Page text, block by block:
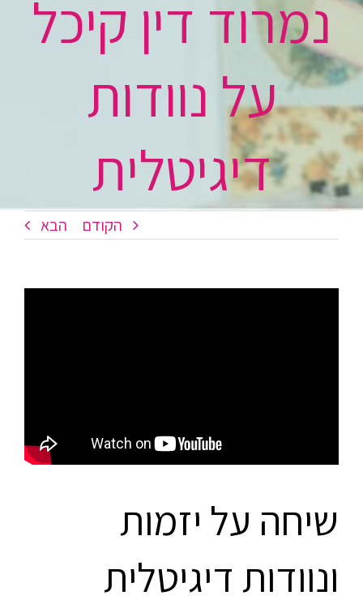
נמרוד דין קיכל
על נוודות
דיגיטלית
הקודם הבא
שיחה על יזמות
ונוודות דיגיטלית